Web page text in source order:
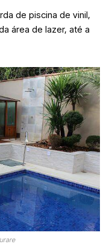
de piscina de vinil,
área de lazer, até a